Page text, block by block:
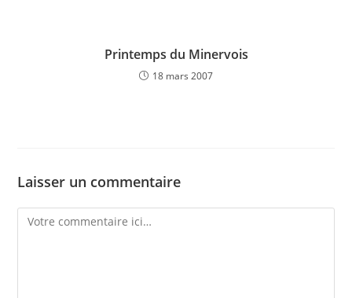
Printemps du Minervois
18 mars 2007
Laisser un commentaire
Comment